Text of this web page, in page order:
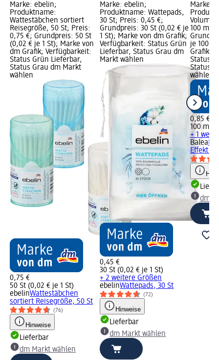
Marke: ebelin;
Produktname:
Wattestäbchen sortiert
Reisegröße, 50 St; Preis:
0,75 €; Grundpreis: 50 St
(0,02 € je 1 St); Marke von
dm Grafik; Verfügbarkeit:
Status Grün Lieferbar,
Status Grau dm Markt
wählen
0,75 €
50 St (0,02 € je 1 St)
ebelinWattestäbchen
sortiert Reisegröße, 50 St
(76)
Hinweise
Lieferbar
dm Markt wählen
Marke: ebelin;
Produktname: Wattepads,
30 St; Preis: 0,45 €;
Grundpreis: 30 St (0,02 € je
1 St); Marke von dm Grafik;
Verfügbarkeit: Status Grün
Lieferbar, Status Grau dm
Markt wählen
0,45 €
30 St (0,02 € je 1 St)
+ 2 weitere Größen
ebelinWattepads, 30 St
(72)
Hinweise
Lieferbar
dm Markt wählen
Marke:
100 ml;
je 100
Grafik;
Status
Status
wählen
0,85 €
100 ml
+ 1
Balea
Effekt
dm